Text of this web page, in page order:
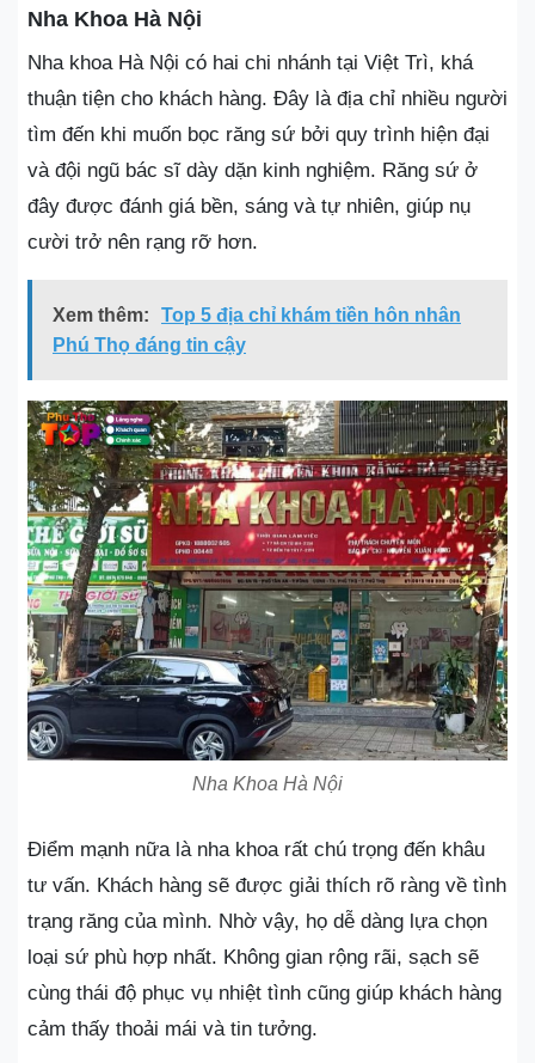
Nha Khoa Hà Nội
Nha khoa Hà Nội có hai chi nhánh tại Việt Trì, khá
thuận tiện cho khách hàng. Đây là địa chỉ nhiều người
tìm đến khi muốn bọc răng sứ bởi quy trình hiện đại
và đội ngũ bác sĩ dày dặn kinh nghiệm. Răng sứ ở
đây được đánh giá bền, sáng và tự nhiên, giúp nụ
cười trở nên rạng rỡ hơn.
Xem thêm:
Top 5 địa chỉ khám tiền hôn nhân
Phú Thọ đáng tin cậy
Nha Khoa Hà Nội
Điểm mạnh nữa là nha khoa rất chú trọng đến khâu
tư vấn. Khách hàng sẽ được giải thích rõ ràng về tình
trạng răng của mình. Nhờ vậy, họ dễ dàng lựa chọn
loại sứ phù hợp nhất. Không gian rộng rãi, sạch sẽ
cùng thái độ phục vụ nhiệt tình cũng giúp khách hàng
cảm thấy thoải mái và tin tưởng.